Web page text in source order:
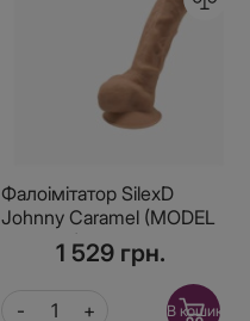
Фалоімітатор SilexD
Johnny Caramel (MODEL
1 size 7in), двошаровий,
силікон + Silexpan,
1 529 грн.
В кошик